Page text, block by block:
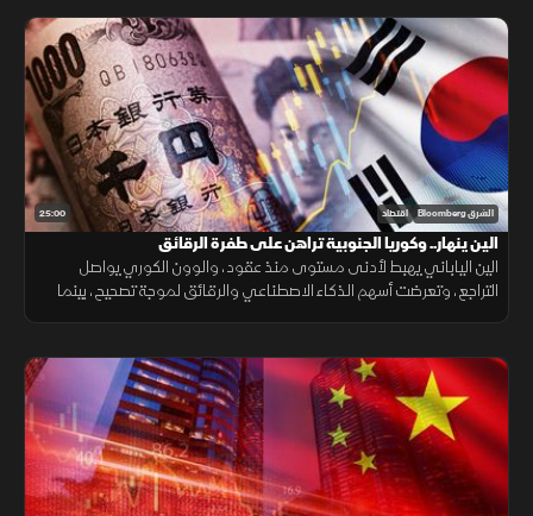
25:00 الشرق Bloomberg اقتصاد
الين ينهار.. وكوريا الجنوبية تراهن على طفرة الرقائق
الين الياباني يهبط لأدنى مستوى منذ عقود، والوون الكوري يواصل
التراجع، وتعرضت أسهم الذكاء الاصطناعي والرقائق لموجة تصحيح، بينما